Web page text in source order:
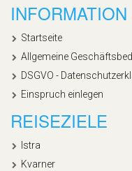
INFORMATION
Startseite
Allgemeine
DSGVO -
Einspruch einlegen
REISEZIELE
Istra
Kvarner